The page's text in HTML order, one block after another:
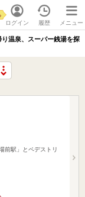
ログイン 履歴 メニュー
温泉、スーパー銭湯を探
前駅」とペデストリ